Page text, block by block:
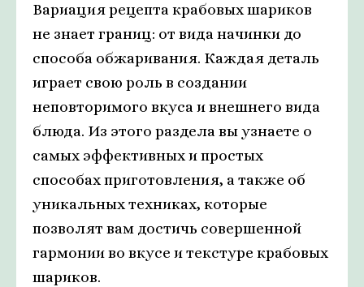
Вариация рецепта крабовых шариков
не знает границ: от вида начинки до
способа обжаривания. Каждая деталь
играет свою роль в создании
неповторимого вкуса и внешнего вида
блюда. Из этого раздела вы узнаете о
самых эффективных и простых
способах приготовления, а также об
уникальных техниках, которые
позволят вам достичь совершенной
гармонии во вкусе и текстуре крабовых
шариков.